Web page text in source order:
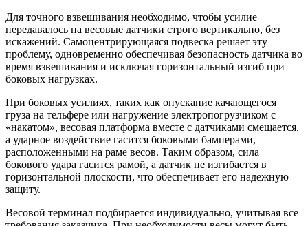
Для точного взвешивания необходимо, чтобы усилие
передавалось на весовые датчики строго вертикально, без
искажений. Самоцентрирующаяся подвеска решает эту
проблему, одновременно обеспечивая безопасность датчика во
время взвешивания и исключая горизонтальный изгиб при
боковых нагрузках.
При боковых усилиях, таких как опускание качающегося
груза на тельфере или нагружение электропогрузчиком с
«накатом», весовая платформа вместе с датчиками смещается,
а ударное воздействие гасится боковыми бамперами,
расположенными на раме весов. Таким образом, сила
бокового удара гасится рамой, а датчик не изгибается в
горизонтальной плоскости, что обеспечивает его надежную
защиту.
Весовой терминал подбирается индивидуально, учитывая все